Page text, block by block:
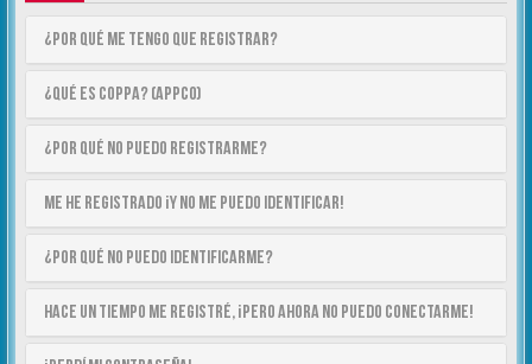
¿Por qué me tengo que registrar?
¿Qué es COPPA? (APPCO)
¿Por qué no puedo registrarme?
Me he registrado ¡y no me puedo identificar!
¿Por qué no puedo identificarme?
Hace un tiempo me registré, ¡pero ahora no puedo conectarme!